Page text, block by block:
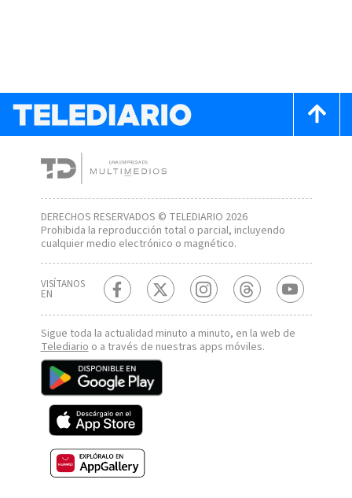
DERECHOS RESERVADOS © TELEDIARIO 2026
Prohibida la reproducción total o parcial, incluyendo
cualquier medio electrónico o magnético.
VISÍTANOS
EN
Sigue toda la actualidad minuto a minuto, en la web de
Telediarioo a través de nuestras apps móviles.